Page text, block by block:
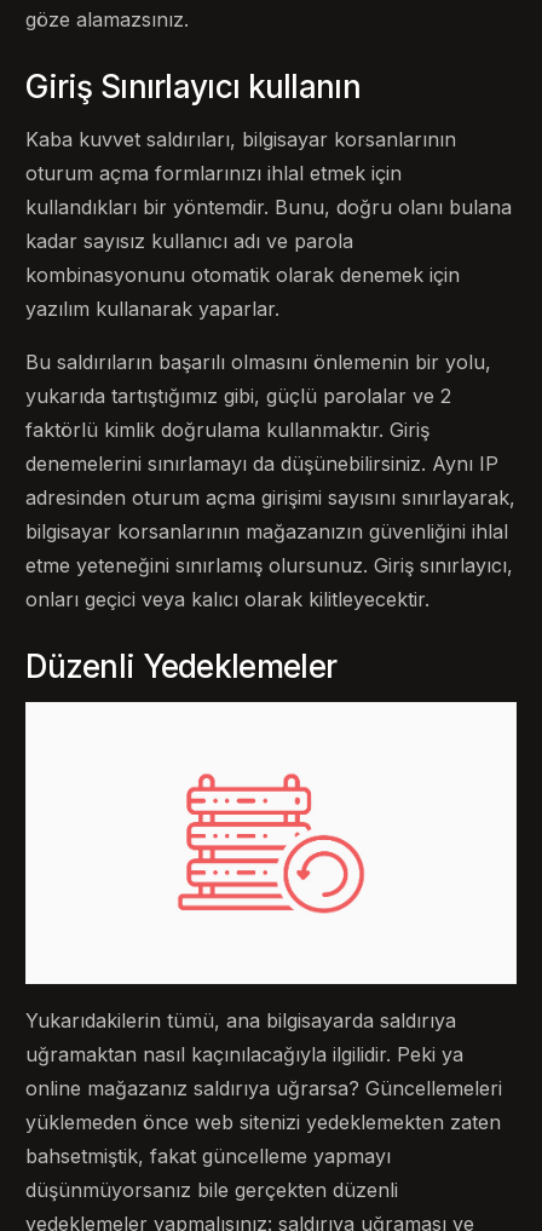
göze alamazsınız.
Giriş Sınırlayıcı kullanın
Kaba kuvvet saldırıları, bilgisayar korsanlarının
oturum açma formlarınızı ihlal etmek için
kullandıkları bir yöntemdir. Bunu, doğru olanı bulana
kadar sayısız kullanıcı adı ve parola
kombinasyonunu otomatik olarak denemek için
yazılım kullanarak yaparlar.
Bu saldırıların başarılı olmasını önlemenin bir yolu,
yukarıda tartıştığımız gibi, güçlü parolalar ve 2
faktörlü kimlik doğrulama kullanmaktır. Giriş
denemelerini sınırlamayı da düşünebilirsiniz. Aynı IP
adresinden oturum açma girişimi sayısını sınırlayarak,
bilgisayar korsanlarının mağazanızın güvenliğini ihlal
etme yeteneğini sınırlamış olursunuz. Giriş sınırlayıcı,
onları geçici veya kalıcı olarak kilitleyecektir.
Düzenli Yedeklemeler
Yukarıdakilerin tümü, ana bilgisayarda saldırıya
uğramaktan nasıl kaçınılacağıyla ilgilidir. Peki ya
online mağazanız saldırıya uğrarsa? Güncellemeleri
yüklemeden önce web sitenizi yedeklemekten zaten
bahsetmiştik, fakat güncelleme yapmayı
düşünmüyorsanız bile gerçekten düzenli
yedeklemeler yapmalısınız: saldırıya uğraması ve